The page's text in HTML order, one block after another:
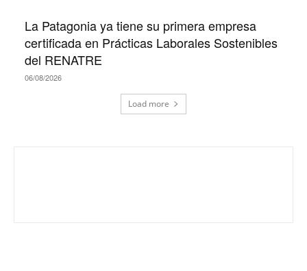
La Patagonia ya tiene su primera empresa
certificada en Prácticas Laborales Sostenibles
del RENATRE
06/08/2026
Load more